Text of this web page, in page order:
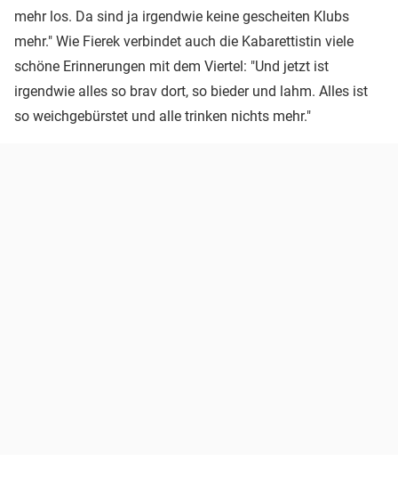
mehr los. Da sind ja irgendwie keine gescheiten Klubs
mehr." Wie Fierek verbindet auch die Kabarettistin viele
schöne Erinnerungen mit dem Viertel: "Und jetzt ist
irgendwie alles so brav dort, so bieder und lahm. Alles ist
so weichgebürstet und alle trinken nichts mehr."